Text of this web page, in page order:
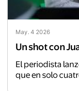
May. 4 2026
Un shot con
El periodista
que en solo